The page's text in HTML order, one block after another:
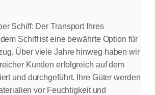
Schiff: Der Transport Ihres
Schiff ist eine bewährte Option für
Über viele Jahre hinweg haben wir
Kunden erfolgreich auf dem
und durchgeführt. Ihre Güter werden
vor Feuchtigkeit und